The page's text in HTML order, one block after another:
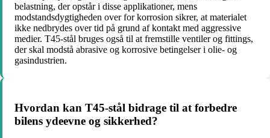
belastning, der opstår i disse applikationer, mens
modstandsdygtigheden over for korrosion sikrer, at materialet
ikke nedbrydes over tid på grund af kontakt med aggressive
medier. T45-stål bruges også til at fremstille ventiler og fittings,
der skal modstå abrasive og korrosive betingelser i olie- og
gasindustrien.
Hvordan kan T45-stål bidrage til at forbedre
bilens ydeevne og sikkerhed?